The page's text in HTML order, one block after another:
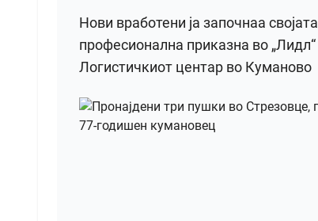
Нови вработени ја започнаа својата
професионална приказна во „Лидл“
Логистичкиот центар во Куманово